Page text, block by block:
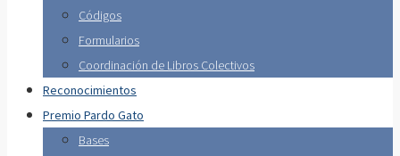
Códigos
Formularios
Coordinación de Libros Colectivos
Reconocimientos
Premio Pardo Gato
Bases